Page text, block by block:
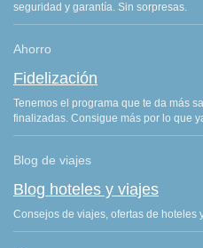
seguridad y garantía. Sin sorpresas.
Ahorro
Fidelización
Tenemos el programa que te da más
finalizadas. Consigue más por lo que
Blog de viajes
Blog hoteles y viajes
Consejos de viajes, ofertas de hoteles